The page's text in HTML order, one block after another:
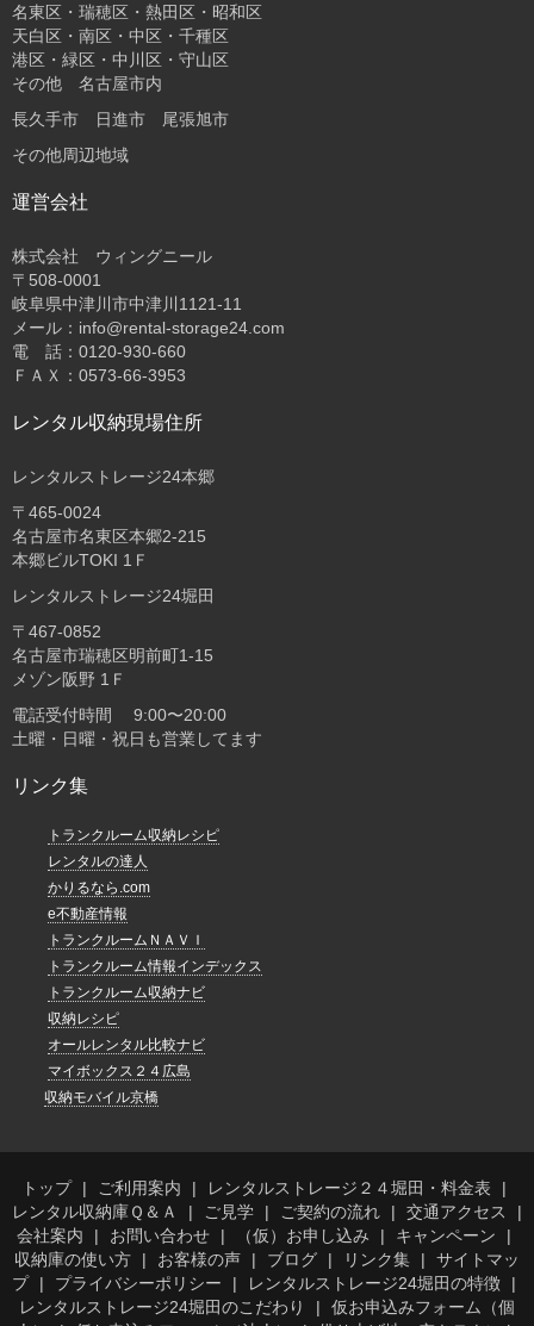
名東区・瑞穂区・熱田区・昭和区
天白区・南区・中区・千種区
港区・緑区・中川区・守山区
その他 名古屋市内
長久手市 日進市 尾張旭市
その他周辺地域
運営会社
株式会社 ウィングニール
〒508-0001
岐阜県中津川市中津川1121-11
メール：info@rental-storage24.com
電 話：0120-930-660
ＦＡＸ：0573-66-3953
レンタル収納現場住所
レンタルストレージ24本郷
〒465-0024
名古屋市名東区本郷2-215
本郷ビルTOKI 1Ｆ
レンタルストレージ24堀田
〒467-0852
名古屋市瑞穂区明前町1-15
メゾン阪野 1Ｆ
電話受付時間 9:00〜20:00
土曜・日曜・祝日も営業してます
リンク集
トランクルーム収納レシピ
レンタルの達人
かりるなら.com
e不動産情報
トランクルームＮＡＶＩ
トランクルーム情報インデックス
トランクルーム収納ナビ
収納レシピ
オールレンタル比較ナビ
マイボックス２４広島
収納モバイル京橋
トップ ご利用案内
レンタルストレージ２４堀田・料金表
レンタル収納庫Ｑ＆Ａ
ご見学 ご契約の流れ
交通アクセス
会社案内
お問い合わせ （仮）お申し込み
キャンペーン
収納庫の使い方
お客様の声 ブログ リンク集
サイトマッ
プ
プライバシーポリシー
レンタルストレージ24堀田の特徴
レンタルストレージ24堀田のこだわり
仮お申込みフォーム（個